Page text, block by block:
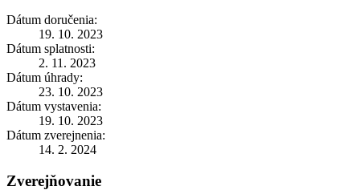
Dátum doručenia:
19. 10. 2023
Dátum splatnosti:
2. 11. 2023
Dátum úhrady:
23. 10. 2023
Dátum vystavenia:
19. 10. 2023
Dátum zverejnenia:
14. 2. 2024
Zverejňovanie